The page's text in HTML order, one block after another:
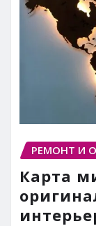
РЕМОНТ И
Карта